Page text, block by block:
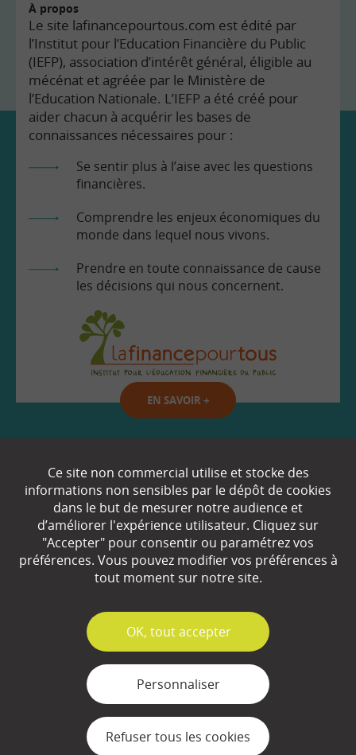
À propos
Le site lafinancepourtous.com est édité par
l’Institut pour l’Education Financière du Public
(IEFP), association d’intérêt général, éligible au
mécénat et agréée par le Ministère de
l’Education Nationale. L’IEFP a été créé pour
aider chacun à acquérir les bases de
connaissances nécessaires pour :
Se sentir plus à l’aise avec les questions
financières.
Comprendre les enjeux économiques du
monde dans lequel nous vivons.
Prendre en toute connaissance de cause
les décisions qui nous concernent.
EN SAVOIR +
Partenaires
Espace Presse
Plan du site
Mentions légales
Ce site non commercial utilise et stocke des
informations non sensibles par le dépôt de cookies
dans le but de mesurer notre audience et
d’améliorer l'expérience utilisateur. Cliquez sur
"Accepter" pour consentir ou paramétrez vos
préférences. Vous pouvez modifier vos préférences à
tout moment sur notre site.
✓
OK, tout accepter
Personnaliser
Refuser tous les cookies